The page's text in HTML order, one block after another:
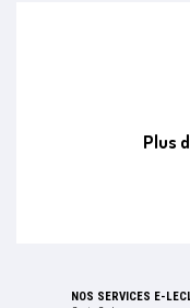
Plus
NOS SERVICES E-